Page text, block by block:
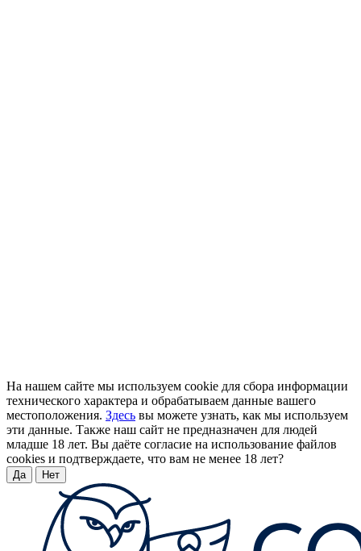
На нашем сайте мы используем cookie для сбора информации
технического характера и обрабатываем данные вашего
местоположения. Здесь вы можете узнать, как мы используем
эти данные. Также наш сайт не предназначен для людей
младше 18 лет. Вы даёте согласие на использование файлов
cookies и подтверждаете, что вам не менее 18 лет?
Да Нет